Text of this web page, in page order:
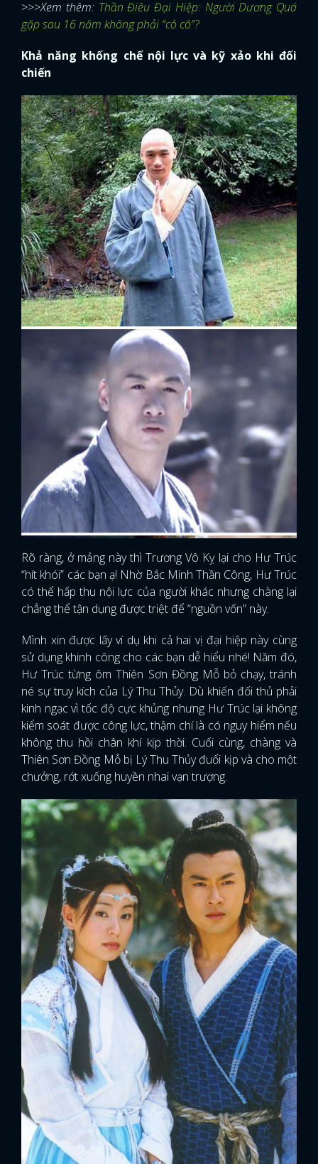
x
ĐĂNG NHẬP
>>>Xem thêm: Thần Điêu Đại Hiệp: Người Dương Quá
gặp sau 16 năm không phải “cô cô”?
Khả năng khống chế nội lực và kỹ xảo khi đối
chiến
Rõ ràng, ở mảng này thì Trương Vô Kỵ lại cho Hư Trúc
“hít khói” các bạn ạ! Nhờ Bắc Minh Thần Công, Hư Trúc
có thể hấp thu nội lực của người khác nhưng chàng lại
chẳng thể tận dụng được triệt để “nguồn vốn” này.
Mình xin được lấy ví dụ khi cả hai vị đại hiệp này cùng
sử dụng khinh công cho các bạn dễ hiểu nhé! Năm đó,
Hư Trúc từng ôm Thiên Sơn Đồng Mỗ bỏ chạy, tránh
né sự truy kích của Lý Thu Thủy. Dù khiến đối thủ phải
kinh ngạc vì tốc độ cực khủng nhưng Hư Trúc lại không
kiểm soát được công lực, thậm chí là có nguy hiểm nếu
không thu hồi chân khí kịp thời. Cuối cùng, chàng và
Thiên Sơn Đồng Mỗ bị Lý Thu Thủy đuổi kịp và cho một
chưởng, rớt xuống huyền nhai vạn trượng.